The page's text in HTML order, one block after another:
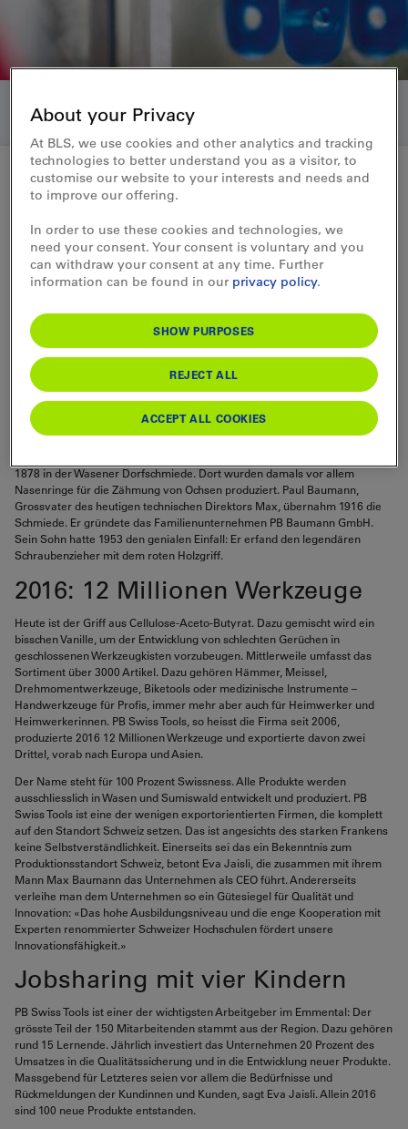
Archiv Kundenmagazin
Weltklasse aus Wasen
Die Firma PB Swiss Tools beliefert aus dem
Emmental die ganze Welt mit hochwertigen
Werkzeugen und medizinischen
Instrumenten – und ist ein Vorzeigebeispiel
der Schweizer Wirtschaft.
Wer in Wasen an der Haltestelle «Bahnhof» aus dem Bus steigt, steht
direkt davor: Hinter dem weissen Industriebau mit den roten Fenstern
1878 in der Wasener Dorfschmiede. Dort wurden damals vor allem
Nasenringe für die Zähmung von Ochsen produziert. Paul Baumann,
Grossvater des heutigen technischen Direktors Max, übernahm 1916 die
Schmiede. Er gründete das Familienunternehmen PB Baumann GmbH.
Sein Sohn hatte 1953 den genialen Einfall: Er erfand den legendären
Schraubenzieher mit dem roten Holzgriff.
2016: 12 Millionen Werkzeuge
Heute ist der Griff aus Cellulose-Aceto-Butyrat. Dazu gemischt wird ein
bisschen Vanille, um der Entwicklung von schlechten Gerüchen in
geschlossenen Werkzeugkisten vorzubeugen. Mittlerweile umfasst das
Sortiment über 3000 Artikel. Dazu gehören Hämmer, Meissel,
Drehmomentwerkzeuge, Biketools oder medizinische Instrumente –
Handwerkzeuge für Profis, immer mehr aber auch für Heimwerker und
Heimwerkerinnen. PB Swiss Tools, so heisst die Firma seit 2006,
produzierte 2016 12 Millionen Werkzeuge und exportierte davon zwei
Drittel, vorab nach Europa und Asien.
Der Name steht für 100 Prozent Swissness. Alle Produkte werden
ausschliesslich in Wasen und Sumiswald entwickelt und produziert. PB
Swiss Tools ist eine der wenigen exportorientierten Firmen, die komplett
auf den Standort Schweiz setzen. Das ist angesichts des starken Frankens
keine Selbstverständlichkeit. Einerseits sei das ein Bekenntnis zum
Produktionsstandort Schweiz, betont Eva Jaisli, die zusammen mit ihrem
Mann Max Baumann das Unternehmen als CEO führt. Andererseits
verleihe man dem Unternehmen so ein Gütesiegel für Qualität und
Innovation: «Das hohe Ausbildungsniveau und die enge Kooperation mit
Experten renommierter Schweizer Hochschulen fördert unsere
Innovationsfähigkeit.»
Jobsharing mit vier Kindern
PB Swiss Tools ist einer der wichtigsten Arbeitgeber im Emmental: Der
grösste Teil der 150 Mitarbeitenden stammt aus der Region. Dazu gehören
rund 15 Lernende. Jährlich investiert das Unternehmen 20 Prozent des
Umsatzes in die Qualitätssicherung und in die Entwicklung neuer Produkte.
Massgebend für Letzteres seien vor allem die Bedürfnisse und
Rückmeldungen der Kundinnen und Kunden, sagt Eva Jaisli. Allein 2016
sind 100 neue Produkte entstanden.
About your Privacy
At BLS, we use cookies and other analytics and tracking
technologies to better understand you as a visitor, to
customise our website to your interests and needs and
to improve our offering.
In order to use these cookies and technologies, we
need your consent. Your consent is voluntary and you
can withdraw your consent at any time. Further
information can be found in our privacy policy.
SHOW PURPOSES
REJECT ALL
ACCEPT ALL COOKIES